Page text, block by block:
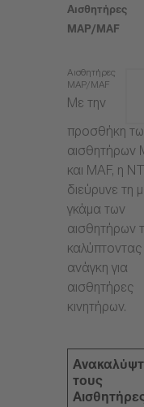
Αισθητήρες
MAP/MAF
Αισθητήρες
MAP/MAF
Με την
προσθήκη
αισθητήρων
και MAF, η
διεύρυνε τη
γκάμα των
αισθητήρων
ανάγκη για
αισθητήρες
κινητήρων.
τους